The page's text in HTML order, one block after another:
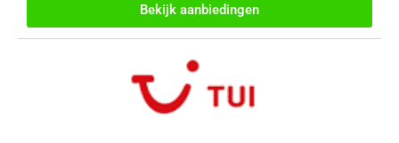
Bekijk aanbiedingen